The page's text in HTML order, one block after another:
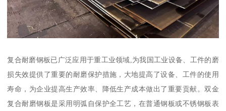
复合耐磨钢板已广泛应用于重工业领域,为我国工业设备、工件的磨
损失效提供了重要的耐磨保护措施，大地提高了设备、工件的使用
寿命，为企业提高生产效率、降低生产成本做出了重要贡献。双金
复合耐磨钢板是采用明弧自保护全工艺，在普通钢板或不锈钢板表